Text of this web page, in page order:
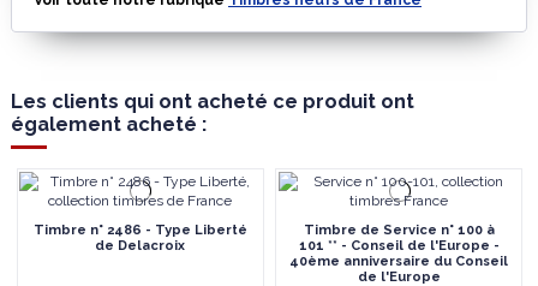
Les clients qui ont acheté ce produit ont
également acheté :
Timbre n° 2486 - Type Liberté
de Delacroix
Timbre de Service n° 100 à
101 ** - Conseil de l'Europe -
40ème anniversaire du Conseil
de l'Europe